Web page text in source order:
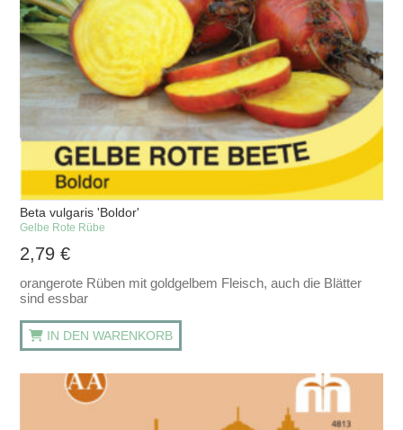
Beta vulgaris 'Boldor'
Gelbe Rote Rübe
2,79€
orangerote Rüben mit goldgelbem Fleisch, auch die Blätter
sind essbar
IN DEN WARENKORB